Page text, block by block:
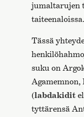
jumaltarujen
taiteenaloissa.
Tässä
suku on
Agamemnon,
(labdakidit
tyttärensä